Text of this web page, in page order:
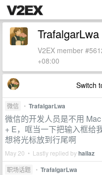
TrafalgarLwa
V2EX member
+08:00
Switch
微信 • TrafalgarLwa
微信的开发人员是不用
+ E，哐当一下把输入框给
想将光标放到行尾啊
May 20 • Lastly replied byhailaz
职场话题 • TrafalgarLwa